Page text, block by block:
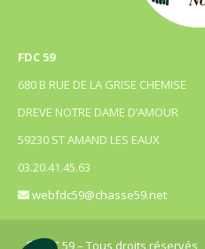
FDC 59
680 B RUE DE LA GRISE CHEMISE
DREVE NOTRE DAME D’AMOUR
59230 ST AMAND LES EAUX
03.20.41.45.63
webfdc59@chasse59.net
© FDC 59 – Tous droits réservés